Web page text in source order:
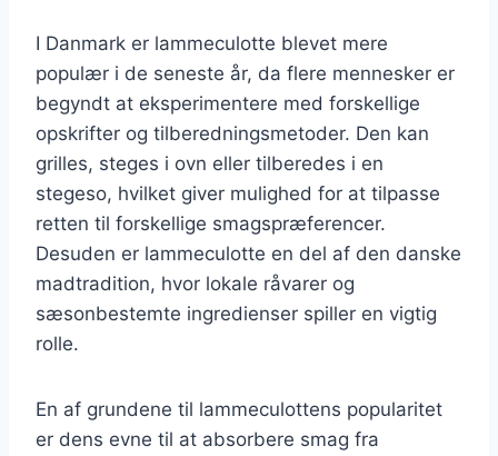
I Danmark er lammeculotte blevet mere
populær i de seneste år, da flere mennesker er
begyndt at eksperimentere med forskellige
opskrifter og tilberedningsmetoder. Den kan
grilles, steges i ovn eller tilberedes i en
stegeso, hvilket giver mulighed for at tilpasse
retten til forskellige smagspræferencer.
Desuden er lammeculotte en del af den danske
madtradition, hvor lokale råvarer og
sæsonbestemte ingredienser spiller en vigtig
rolle.
En af grundene til lammeculottens popularitet
er dens evne til at absorbere smag fra